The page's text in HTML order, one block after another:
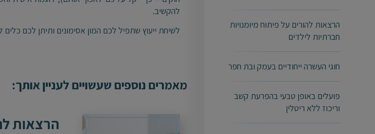
הרצאות להורים על פיתוח מיומנויות
חברתיות לילדים
חוגי העשרה ייחודיים בעמק ובת חפר
פועלים באופן טבעי בהפרעת קשב
וריכוז ללא ריטלין
להקשיב.
לשיחת ייעוץ שתפיל לכם המון אסימונים ותיתן לכם כלים ליישום
מאמרים נוספים שעשויים לעניין אותך:
הרצאות